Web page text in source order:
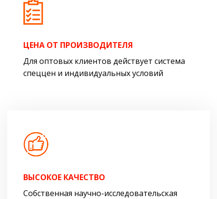
ЦЕНА ОТ ПРОИЗВОДИТЕЛЯ
Для оптовых клиентов действует система
спеццен и индивидуальных условий
ВЫСОКОЕ КАЧЕСТВО
Собственная научно-исследовательская